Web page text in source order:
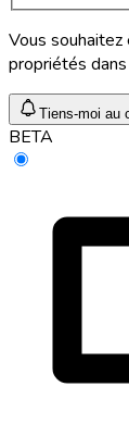
Vous
propriétés
Tiens-moi au
BETA